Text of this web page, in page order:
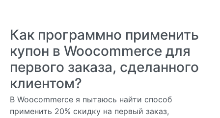
Как программно применить
купон в Woocommerce для
первого заказа, сделанного
клиентом?
В Woocommerce я пытаюсь найти способ
применить 20% скидку на первый заказ,